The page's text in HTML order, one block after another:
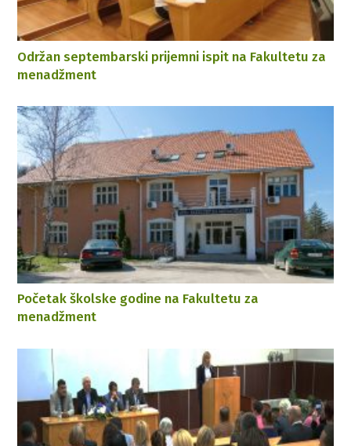
Održan septembarski prijemni ispit na Fakultetu za
menadžment
Početak školske godine na Fakultetu za
menadžment